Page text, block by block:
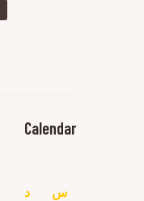
Calendar
س د